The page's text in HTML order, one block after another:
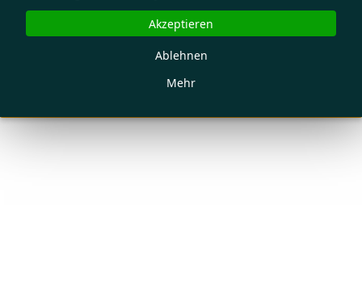
Mehr
Ablehnen
Akzeptieren